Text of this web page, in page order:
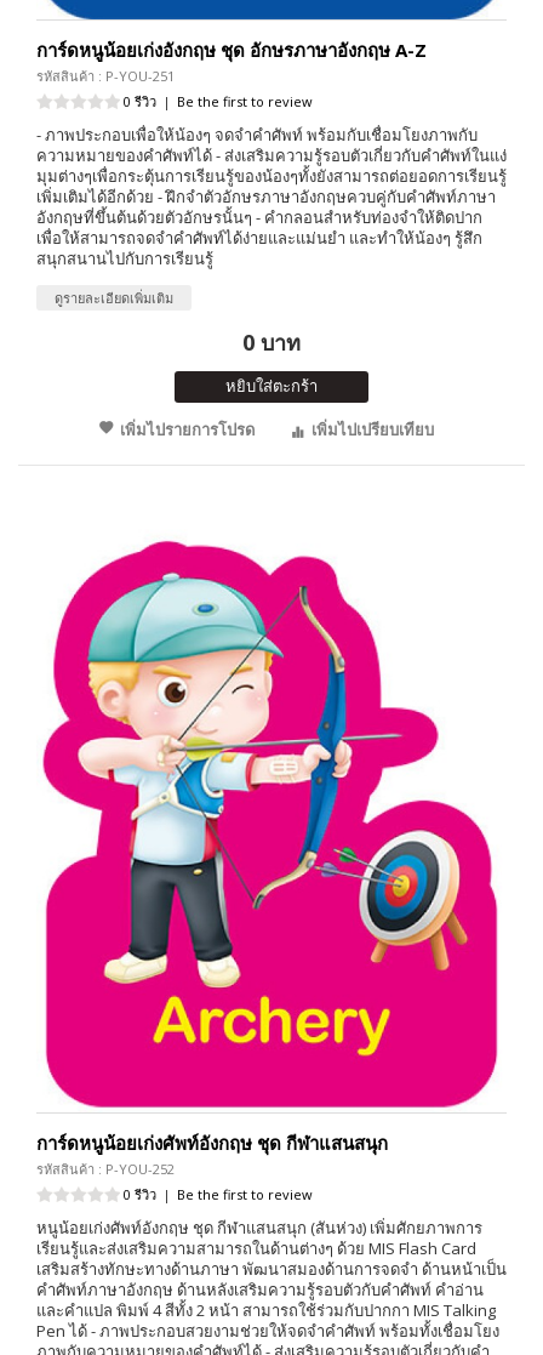
การ์ดหนูน้อยเก่งอังกฤษ ชุด อักษรภาษาอังกฤษ A-Z
รหัสสินค้า : P-YOU-251
0 รีวิว | Be the first to review
- ภาพประกอบเพื่อให้น้องๆ จดจำคำศัพท์ พร้อมกับเชื่อมโยงภาพกับ
ความหมายของคำศัพท์ได้ - ส่งเสริมความรู้รอบตัวเกี่ยวกับคำศัพท์ในแง่
มุมต่างๆเพื่อกระตุ้นการเรียนรู้ของน้องๆทั้งยังสามารถต่อยอดการเรียนรู้
เพิ่มเติมได้อีกด้วย - ฝึกจำตัวอักษรภาษาอังกฤษควบคู่กับคำศัพท์ภาษา
อังกฤษที่ขึ้นต้นด้วยตัวอักษรนั้นๆ - คำกลอนสำหรับท่องจำให้ติดปาก
เพื่อให้สามารถจดจำคำศัพท์ได้ง่ายและแม่นยำ และทำให้น้องๆ รู้สึก
สนุกสนานไปกับการเรียนรู้
ดูรายละเอียดเพิ่มเติม
0 บาท
หยิบใส่ตะกร้า
เพิ่มไปรายการโปรด
เพิ่มไปเปรียบเทียบ
การ์ดหนูน้อยเก่งศัพท์อังกฤษ ชุด กีฬาแสนสนุก
รหัสสินค้า : P-YOU-252
0 รีวิว | Be the first to review
หนูน้อยเก่งศัพท์อังกฤษ ชุด กีฬาแสนสนุก (สันห่วง) เพิ่มศักยภาพการ
เรียนรู้และส่งเสริมความสามารถในด้านต่างๆ ด้วย MIS Flash Card
เสริมสร้างทักษะทางด้านภาษา พัฒนาสมองด้านการจดจำ ด้านหน้าเป็น
คำศัพท์ภาษาอังกฤษ ด้านหลังเสริมความรู้รอบตัวกับคำศัพท์ คำอ่าน
และคำแปล พิมพ์ 4 สีทั้ง 2 หน้า สามารถใช้ร่วมกับปากกา MIS Talking
Pen ได้ - ภาพประกอบสวยงามช่วยให้จดจำคำศัพท์ พร้อมทั้งเชื่อมโยง